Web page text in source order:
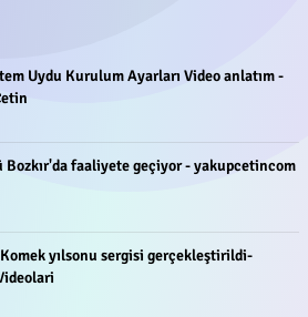
Uydu Kurulum Ayarları Video anlatım -
Bozkır'da faaliyete geçiyor - yakupcetincom
Komek yılsonu sergisi gerçekleştirildi-